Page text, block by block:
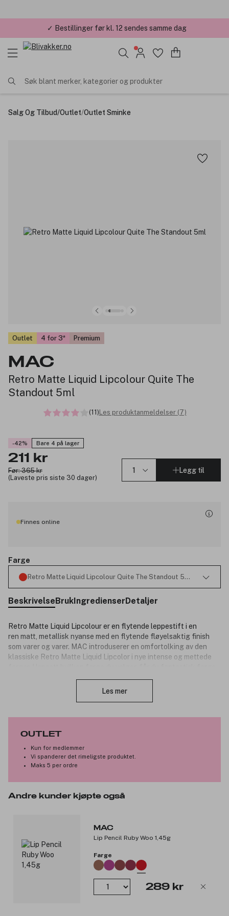
✓ Årets Nettbutikk 2026 og 2025
Søk blant merker, kategorier og produkter
Salg Og Tilbud/Outlet/Outlet Sminke
Outlet 4 for 3 Premium
MAC
Retro Matte Liquid Lipcolour Quite The
Standout 5ml
(11) Les produktanmeldelser (7)
-42% Bare 4 på lager
211 kr
Før: 365 kr
(Laveste pris siste 30 dager)
Legg til
Finnes online
Farge
Retro Matte Liquid Lipcolour Quite The Standout 5ml
Beskrivelse Bruk Ingredienser Detaljer
Retro Matte Liquid Lipcolour er en flytende leppestift i en
ren matt, metallisk nyanse med en flytende fløyelsaktig finish
som varer og varer. MAC introduserer en omfortolking av den
klassiske Retro Matte Liquid Lipcolor i nye intense og mettede
med en fin og fløyelsaktig finish.
Les mer
OUTLET
Kun for medlemmer
Vi spanderer det rimeligste produktet.
Maks 5 per ordre
Andre kunder kjøpte også
MAC
Lip Pencil Ruby Woo 1,45g
Farge
289 kr